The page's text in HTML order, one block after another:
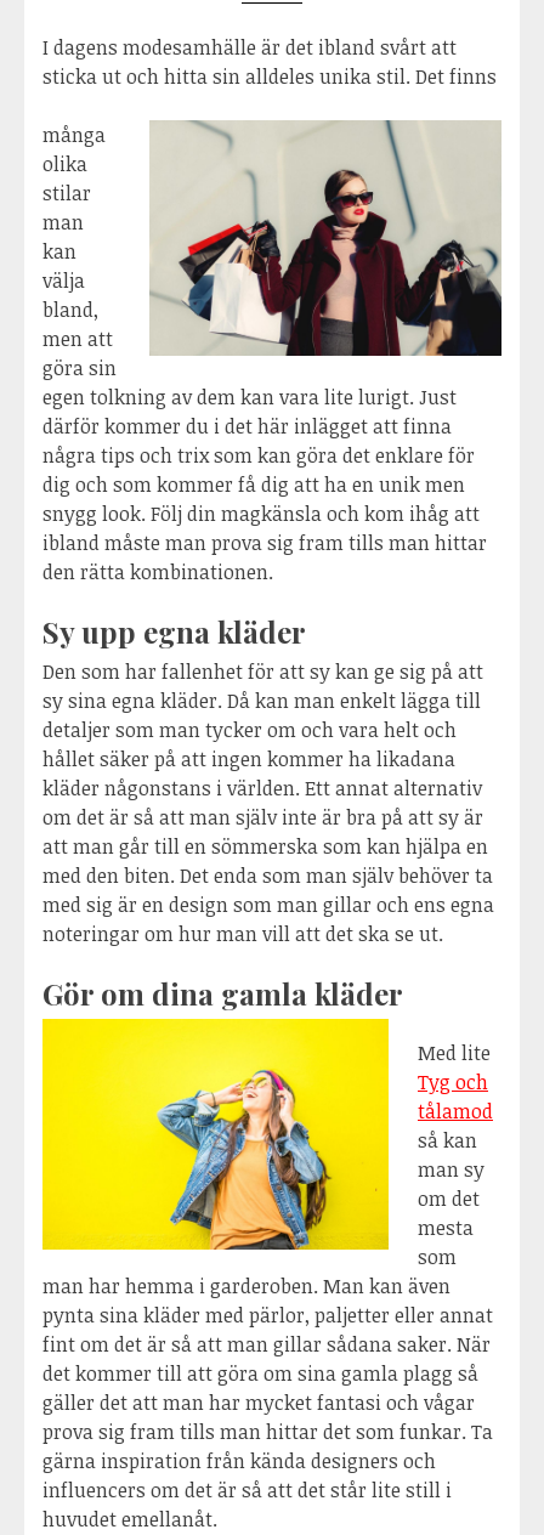
I dagens modesamhälle är det ibland svårt att
sticka ut och hitta sin alldeles unika stil. Det finns
många
olika
stilar
man
kan
välja
bland,
men att
göra sin
egen tolkning av dem kan vara lite lurigt. Just
därför kommer du i det här inlägget att finna
några tips och trix som kan göra det enklare för
dig och som kommer få dig att ha en unik men
snygg look. Följ din magkänsla och kom ihåg att
ibland måste man prova sig fram tills man hittar
den rätta kombinationen.
Sy upp egna kläder
Den som har fallenhet för att sy kan ge sig på att
sy sina egna kläder. Då kan man enkelt lägga till
detaljer som man tycker om och vara helt och
hållet säker på att ingen kommer ha likadana
kläder någonstans i världen. Ett annat alternativ
om det är så att man själv inte är bra på att sy är
att man går till en sömmerska som kan hjälpa en
med den biten. Det enda som man själv behöver ta
med sig är en design som man gillar och ens egna
noteringar om hur man vill att det ska se ut.
Gör om dina gamla kläder
Med lite
Tyg och
tålamod
så kan
man sy
om det
mesta
som
man har hemma i garderoben. Man kan även
pynta sina kläder med pärlor, paljetter eller annat
fint om det är så att man gillar sådana saker. När
det kommer till att göra om sina gamla plagg så
gäller det att man har mycket fantasi och vågar
prova sig fram tills man hittar det som funkar. Ta
gärna inspiration från kända designers och
influencers om det är så att det står lite still i
huvudet emellanåt.